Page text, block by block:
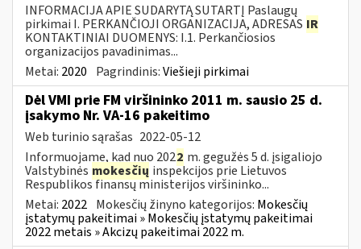
INFORMACIJA APIE SUDARYTĄ SUTARTĮ Paslaugų
pirkimai I. PERKANČIOJI ORGANIZACIJA, ADRESAS IR
KONTAKTINIAI DUOMENYS: I.1. Perkančiosios
organizacijos pavadinimas...
Metai: 2020 Pagrindinis:Viešieji pirkimai
Dėl VMI prie FM viršininko 2011 m. sausio 25 d.
įsakymo Nr. VA-16 pakeitimo
Web turinio sąrašas 2022-05-12
Informuojame, kad nuo 2022 m. gegužės 5 d. įsigaliojo
Valstybinės mokesčių inspekcijos prie Lietuvos
Respublikos finansų ministerijos viršininko...
Metai: 2022 Mokesčių žinyno kategorijos: Mokesčių
įstatymų pakeitimai » Mokesčių įstatymų pakeitimai
2022 metais » Akcizų pakeitimai 2022 m.